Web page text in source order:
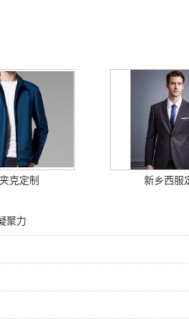
克定制 新乡西服
聚力